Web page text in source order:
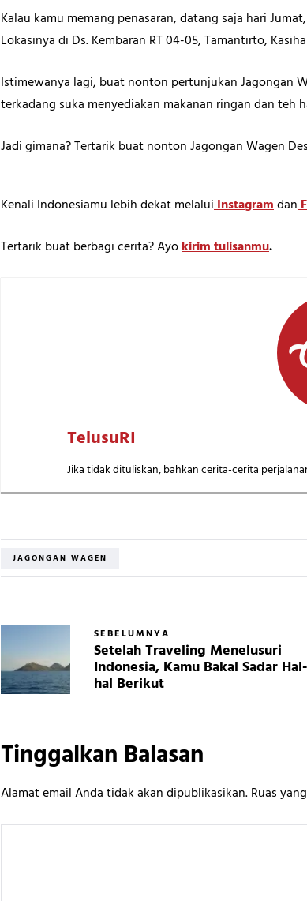
Kalau kamu memang penasaran, datang saja hari
Lokasinya di Ds. Kembaran RT 04-05, Tamantirto,
Istimewanya lagi, buat nonton pertunjukan Jagongan
terkadang suka menyediakan makanan ringan dan teh
Jadi gimana? Tertarik buat nonton Jagongan Wagen
Kenali Indonesiamu lebih dekat melaluiInstagramdan
Tertarik buat berbagi cerita? Ayokirim tulisanmu.
TelusuRI
Jika tidak dituliskan, bahkan cerita-cerita
JAGONGAN WAGEN
SEBELUMNYA
Setelah Traveling Menelusuri
Indonesia, Kamu Bakal Sadar Hal-
hal Berikut
Tinggalkan Balasan
Alamat email Anda tidak akan dipublikasikan.Ruas